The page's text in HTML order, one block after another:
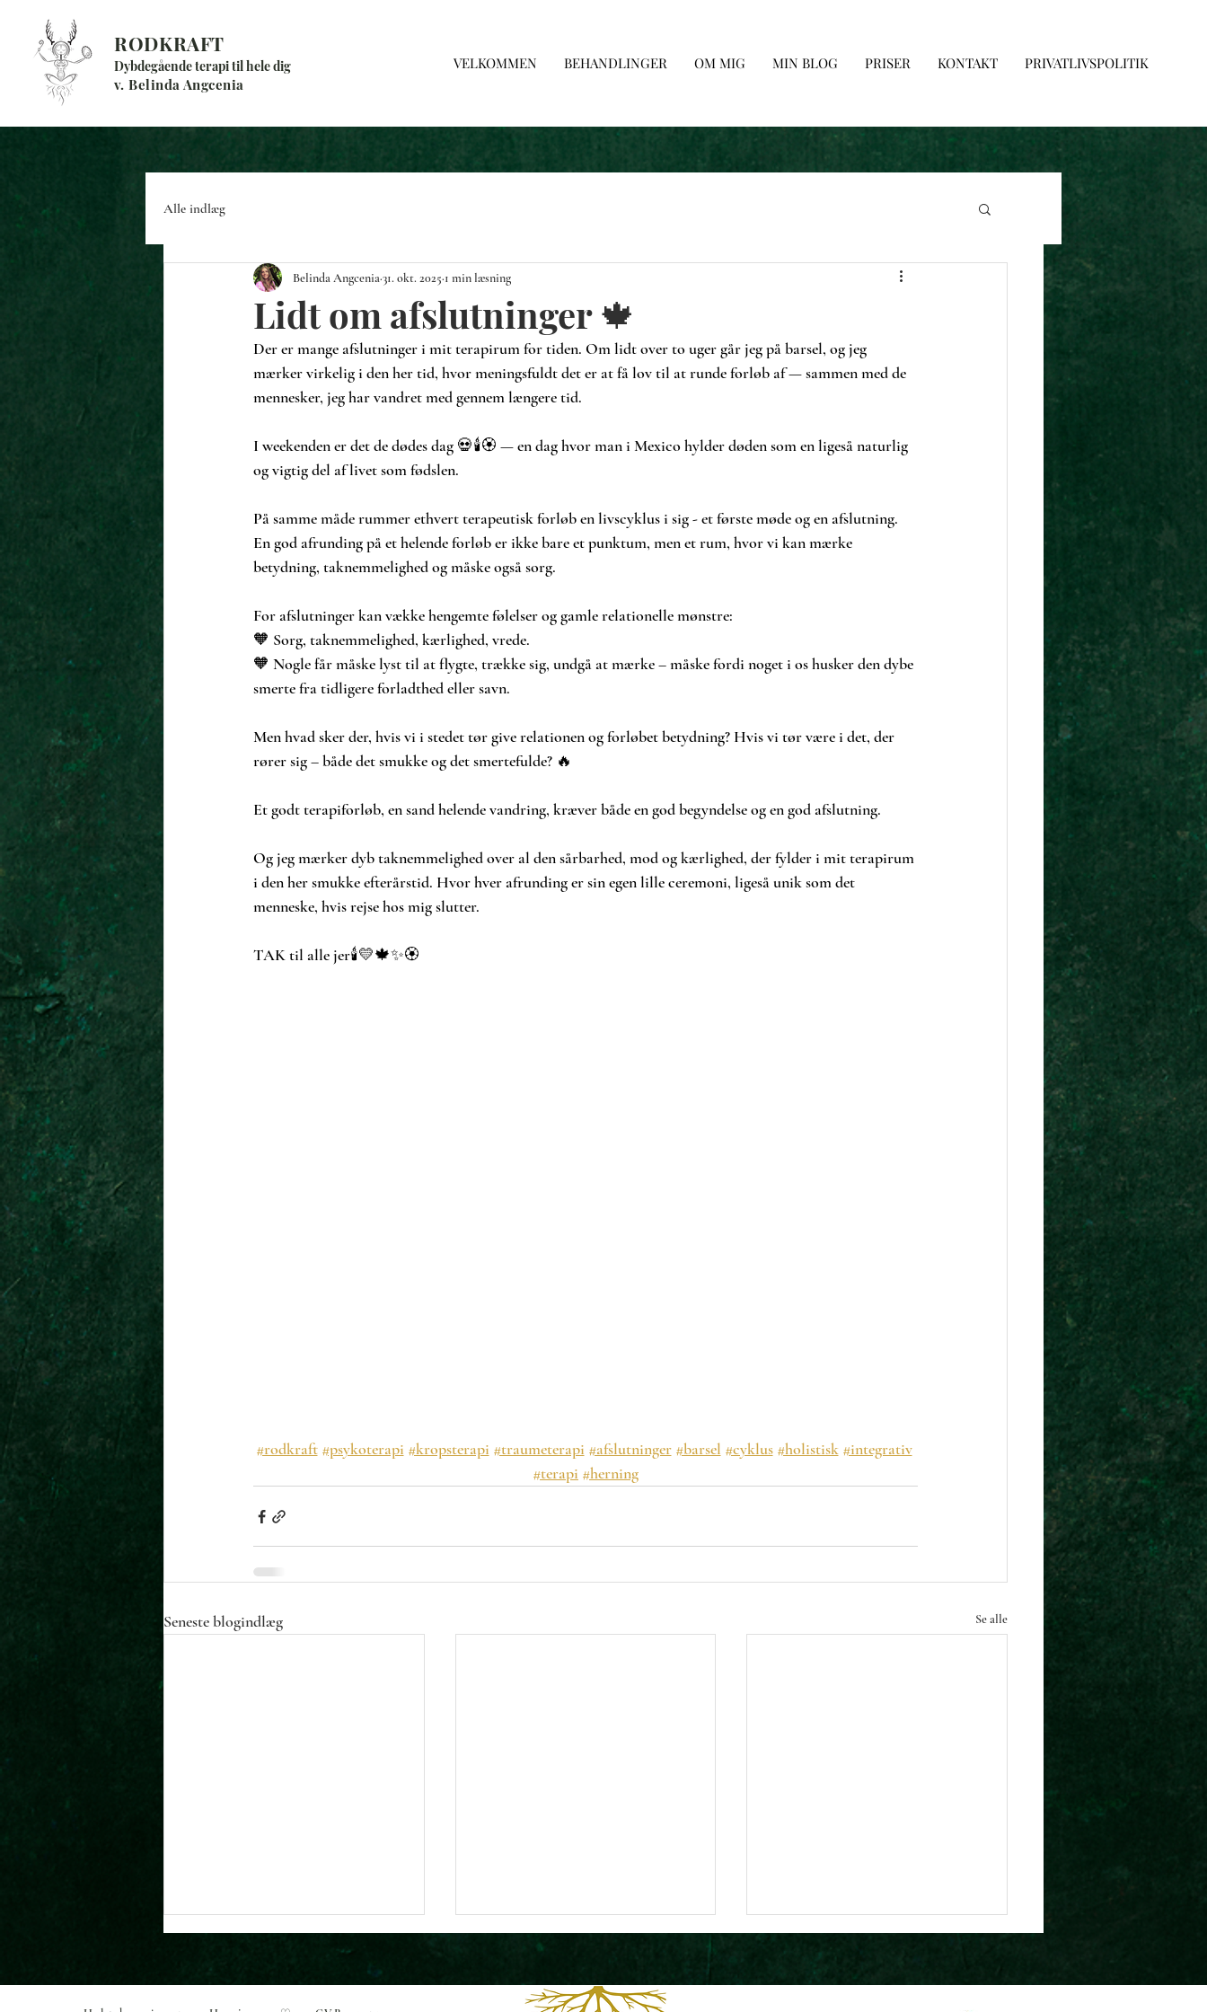
RODKRAFT
Dybdegående terapi til hele dig
v. Belinda Angcenia
VELKOMMEN BEHANDLINGER OM MIG MIN BLOG PRISER KONTAKT PRIVATLIVSPOLITIK
Alle indlæg
Lidt om afslutninger 🍁
Belinda Angcenia31. okt. 2025 1 min læsning
Der er mange afslutninger i mit terapirum for tiden. Om lidt over to uger går jeg på barsel, og jeg
mærker virkelig i den her tid, hvor meningsfuldt det er at få lov til at runde forløb af — sammen med de
mennesker, jeg har vandret med gennem længere tid.
I weekenden er det de dødes dag 💀🕯🏵 — en dag hvor man i Mexico hylder døden som en ligeså naturlig
og vigtig del af livet som fødslen.
På samme måde rummer ethvert terapeutisk forløb en livscyklus i sig - et første møde og en afslutning.
En god afrunding på et helende forløb er ikke bare et punktum, men et rum, hvor vi kan mærke
betydning, taknemmelighed og måske også sorg.
For afslutninger kan vække hengemte følelser og gamle relationelle mønstre:
🧡 Sorg, taknemmelighed, kærlighed, vrede.
🧡 Nogle får måske lyst til at flygte, trække sig, undgå at mærke – måske fordi noget i os husker den dybe
smerte fra tidligere forladthed eller savn.
Men hvad sker der, hvis vi i stedet tør give relationen og forløbet betydning? Hvis vi tør være i det, der
rører sig – både det smukke og det smertefulde? 🔥
Et godt terapiforløb, en sand helende vandring, kræver både en god begyndelse og en god afslutning.
Og jeg mærker dyb taknemmelighed over al den sårbarhed, mod og kærlighed, der fylder i mit terapirum
i den her smukke efterårstid. Hvor hver afrunding er sin egen lille ceremoni, ligeså unik som det
menneske, hvis rejse hos mig slutter.
TAK til alle jer🕯️💛🍁✨️🏵
#rodkraft #psykoterapi #kropsterapi #traumeterapi #afslutninger #barsel #cyklus #holistisk #integrativ
#terapi #herning
Seneste blogindlæg Se alle